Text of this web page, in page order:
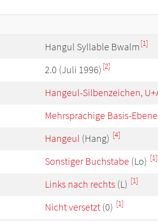
Hangul Syllable Bwalm [1]
2.0 (Juli 1996) [2]
Hangeul-Silbenzeichen,
Mehrsprachige Basis-
Hangeul (Hang) [4]
Sonstiger Buchstabe (Lo) [1]
Links nach rechts (L) [1]
Nicht versetzt (0) [1]